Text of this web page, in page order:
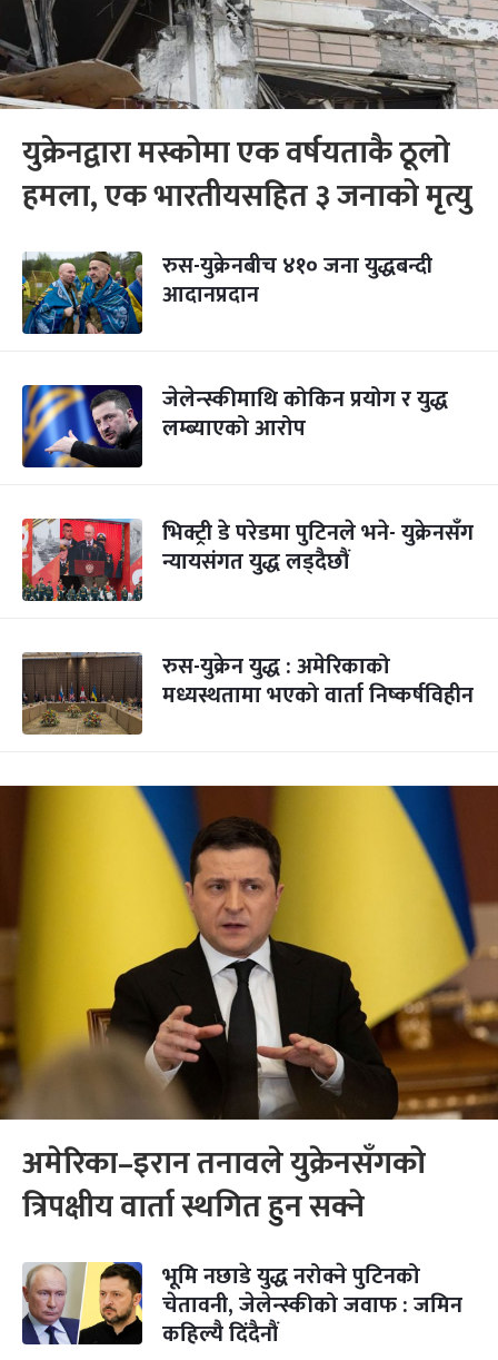
युक्रेनद्वारा मस्कोमा एक वर्षयताकै ठूलो
हमला, एक भारतीयसहित ३ जनाको मृत्यु
रुस-युक्रेनबीच ४१० जना युद्धबन्दी
आदानप्रदान
जेलेन्स्कीमाथि कोकिन प्रयोग र युद्ध
लम्ब्याएको आरोप
भिक्ट्री डे परेडमा पुटिनले भने- युक्रेनसँग
न्यायसंगत युद्ध लड्दैछौं
रुस-युक्रेन युद्ध : अमेरिकाको
मध्यस्थतामा भएको वार्ता निष्कर्षविहीन
अमेरिका–इरान तनावले युक्रेनसँगको
त्रिपक्षीय वार्ता स्थगित हुन सक्ने
भूमि नछाडे युद्ध नरोक्ने पुटिनको
चेतावनी, जेलेन्स्कीको जवाफ : जमिन
कहिल्यै दिंदैनौं